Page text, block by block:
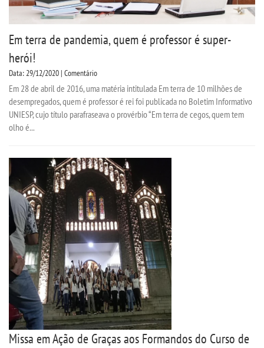
Em terra de pandemia, quem é professor é super-
herói!
Data: 29/12/2020 | Comentário
Em 28 de abril de 2016, uma matéria intitulada Em terra de 10 milhões de
desempregados, quem é professor é rei foi publicada no Boletim Informativo
UNIESP, cujo título parafraseava o provérbio “Em terra de cegos, quem tem
olho é...
Missa em Ação de Graças aos Formandos do Curso de